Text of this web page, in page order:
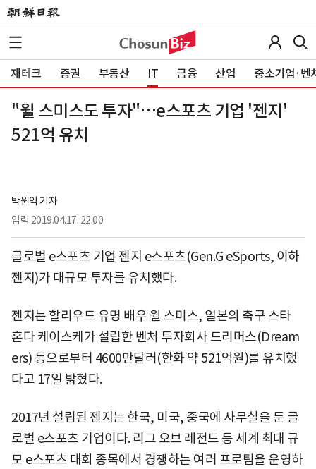
재테크 증권 부동산 IT 금융 산업 중소기업·벤
"윌 스미스도 투자"…e스포츠 기업 '젠지'
521억 유치
박원익 기자
입력 2019.04.17. 22:00
글로벌 e스포츠 기업 젠지 e스포츠(Gen.G eSports, 이하
젠지)가 대규모 투자를 유치했다.
젠지는 할리우드 유명 배우 윌 스미스, 일본의 축구 스타
혼다 케이스케가 설립한 벤처 투자회사 드리머스(Dream
ers) 등으로부터 4600만달러(한화 약 521억원)를 유치했
다고 17일 밝혔다.
2017년 설립된 젠지는 한국, 미국, 중국에 사무실을 둔 글
로벌 e스포츠 기업이다. 리그 오브 레전드 등 세계 최대 규
모 e스포츠 대회 종목에서 경쟁하는 여러 프로팀을 운영하